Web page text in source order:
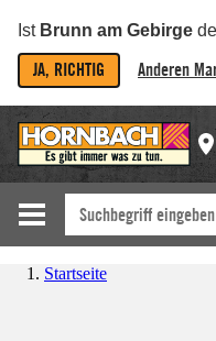
Ist Brunn am Gebirge
JA, RICHTIG Anderen
Startseite